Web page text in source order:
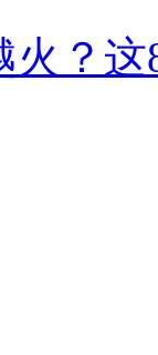
火？